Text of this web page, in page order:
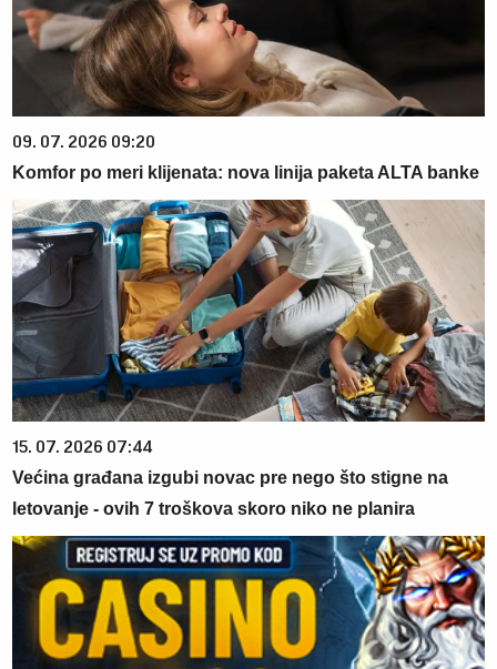
09. 07. 2026 09:20
Komfor po meri klijenata: nova linija paketa ALTA banke
15. 07. 2026 07:44
Većina građana izgubi novac pre nego što stigne na
letovanje - ovih 7 troškova skoro niko ne planira